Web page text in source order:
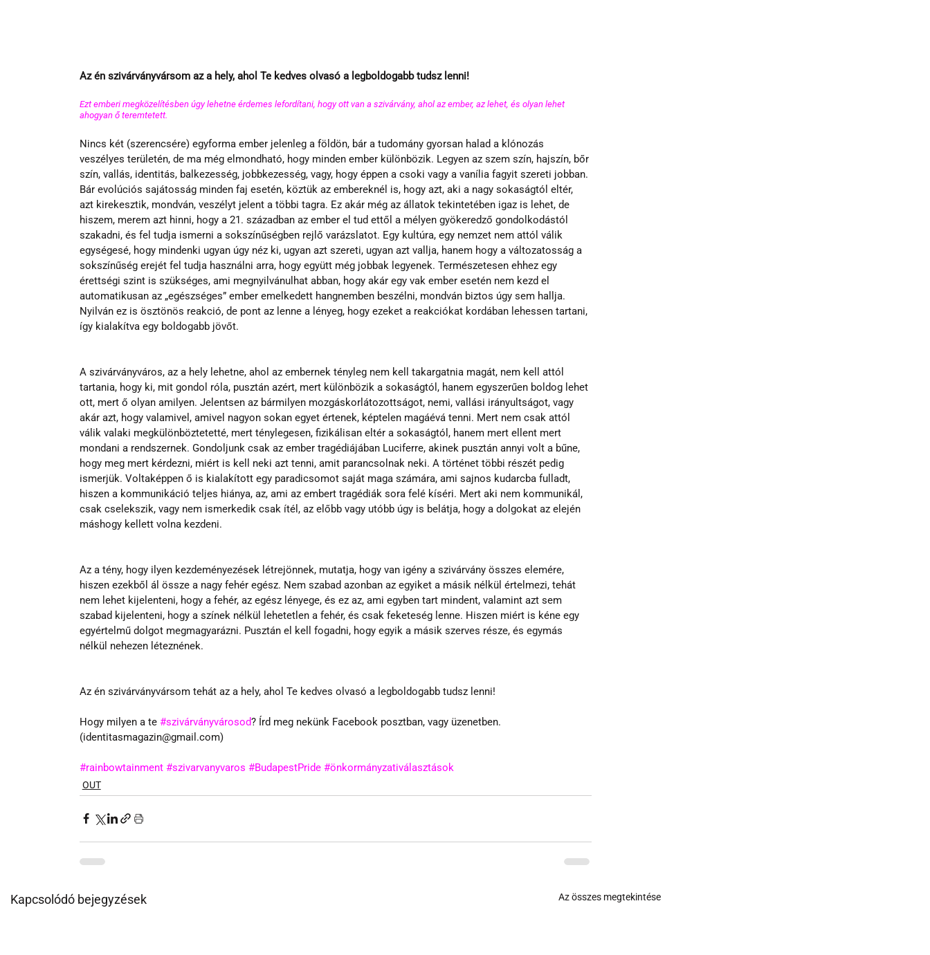
Az én szivárványvársom az a hely, ahol Te kedves olvasó a legboldogabb tudsz lenni!
Ezt emberi megközelítésben úgy lehetne érdemes lefordítani, hogy ott van a szivárvány, ahol az ember, az lehet, és olyan lehet
ahogyan ő teremtetett.
Nincs két (szerencsére) egyforma ember jelenleg a földön, bár a tudomány gyorsan halad a klónozás
veszélyes területén, de ma még elmondható, hogy minden ember különbözik. Legyen az szem szín, hajszín, bőr
szín, vallás, identitás, balkezesség, jobbkezesség, vagy, hogy éppen a csoki vagy a vanília fagyit szereti jobban.
Bár evolúciós sajátosság minden faj esetén, köztük az embereknél is, hogy azt, aki a nagy sokaságtól eltér,
azt kirekesztik, mondván, veszélyt jelent a többi tagra. Ez akár még az állatok tekintetében igaz is lehet, de
hiszem, merem azt hinni, hogy a 21. században az ember el tud ettől a mélyen gyökeredző gondolkodástól
szakadni, és fel tudja ismerni a sokszínűségben rejlő varázslatot. Egy kultúra, egy nemzet nem attól válik
egységesé, hogy mindenki ugyan úgy néz ki, ugyan azt szereti, ugyan azt vallja, hanem hogy a változatosság a
sokszínűség erejét fel tudja használni arra, hogy együtt még jobbak legyenek. Természetesen ehhez egy
érettségi szint is szükséges, ami megnyilvánulhat abban, hogy akár egy vak ember esetén nem kezd el
automatikusan az „egészséges” ember emelkedett hangnemben beszélni, mondván biztos úgy sem hallja.
Nyilván ez is ösztönös reakció, de pont az lenne a lényeg, hogy ezeket a reakciókat kordában lehessen tartani,
így kialakítva egy boldogabb jövőt.
A szivárványváros, az a hely lehetne, ahol az embernek tényleg nem kell takargatnia magát, nem kell attól
tartania, hogy ki, mit gondol róla, pusztán azért, mert különbözik a sokaságtól, hanem egyszerűen boldog lehet
ott, mert ő olyan amilyen. Jelentsen az bármilyen mozgáskorlátozottságot, nemi, vallási irányultságot, vagy
akár azt, hogy valamivel, amivel nagyon sokan egyet értenek, képtelen magáévá tenni. Mert nem csak attól
válik valaki megkülönböztetetté, mert ténylegesen, fizikálisan eltér a sokaságtól, hanem mert ellent mert
mondani a rendszernek. Gondoljunk csak az ember tragédiájában Luciferre, akinek pusztán annyi volt a bűne,
hogy meg mert kérdezni, miért is kell neki azt tenni, amit parancsolnak neki. A történet többi részét pedig
ismerjük. Voltaképpen ő is kialakított egy paradicsomot saját maga számára, ami sajnos kudarcba fulladt,
hiszen a kommunikáció teljes hiánya, az, ami az embert tragédiák sora felé kíséri. Mert aki nem kommunikál,
csak cselekszik, vagy nem ismerkedik csak ítél, az előbb vagy utóbb úgy is belátja, hogy a dolgokat az elején
máshogy kellett volna kezdeni.
Az a tény, hogy ilyen kezdeményezések létrejönnek, mutatja, hogy van igény a szivárvány összes elemére,
hiszen ezekből ál össze a nagy fehér egész. Nem szabad azonban az egyiket a másik nélkül értelmezi, tehát
nem lehet kijelenteni, hogy a fehér, az egész lényege, és ez az, ami egyben tart mindent, valamint azt sem
szabad kijelenteni, hogy a színek nélkül lehetetlen a fehér, és csak feketeség lenne. Hiszen miért is kéne egy
egyértelmű dolgot megmagyarázni. Pusztán el kell fogadni, hogy egyik a másik szerves része, és egymás
nélkül nehezen léteznének.
Az én szivárványvársom tehát az a hely, ahol Te kedves olvasó a legboldogabb tudsz lenni!
Hogy milyen a te #szivárványvárosod? Írd meg nekünk Facebook posztban, vagy üzenetben.
(identitasmagazin@gmail.com)
#rainbowtainment #szivarvanyvaros #BudapestPride #önkormányzativálasztások
OUT
Kapcsolódó bejegyzések Az összes megtekintése